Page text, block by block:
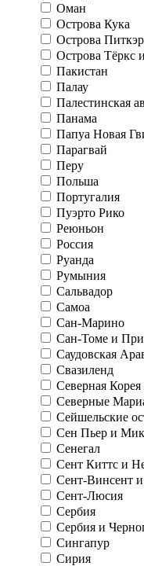
Оман
Острова Кука
Острова
Острова Тёркс
Пакистан
Палау
Палестинская
Панама
Папуа Новая
Парагвай
Перу
Польша
Португалия
Пуэрто Рико
Реюньон
Россия
Руанда
Румыния
Сальвадор
Самоа
Сан-Марино
Сан-Томе и
Саудовская
Свазиленд
Северная Корея
Северные
Сейшельские
Сен Пьер и
Сенегал
Сент Киттс и
Сент-Винсент
Сент-Люсия
Сербия
Сербия и
Сингапур
Сирия